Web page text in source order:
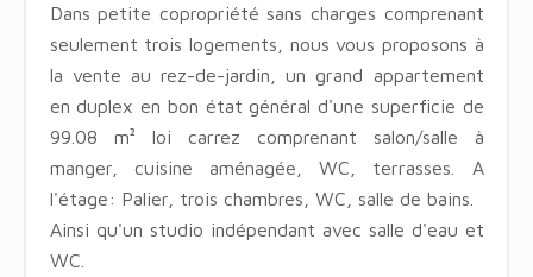
Dans petite copropriété sans charges comprenant
seulement trois logements, nous vous proposons à
la vente au rez-de-jardin, un grand appartement
en duplex en bon état général d'une superficie de
99.08 m² loi carrez comprenant salon/salle à
manger, cuisine aménagée, WC, terrasses. A
l'étage: Palier, trois chambres, WC, salle de bains.
Ainsi qu'un studio indépendant avec salle d'eau et
WC.